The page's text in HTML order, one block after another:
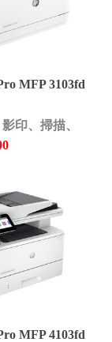
MFP 3103fd
印、掃描、
MFP 4103fd